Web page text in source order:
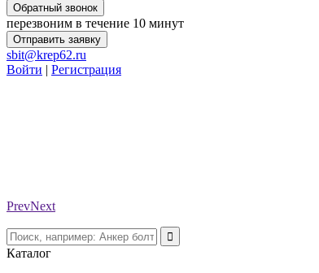
Обратный звонок
перезвоним в течение 10 минут
Отправить заявку
sbit@krep62.ru
Войти | Регистрация
PrevNext
Каталог